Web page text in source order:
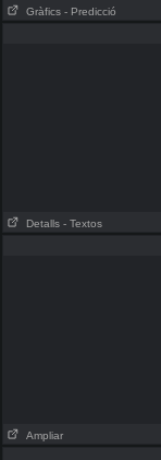
Gràfics - Predicció
Detalls - Textos
Ampliar